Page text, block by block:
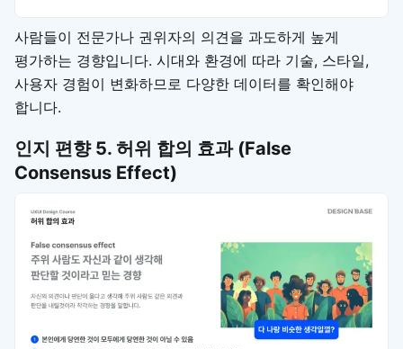
사람들이 전문가나 권위자의 의견을 과도하게 높게
평가하는 경향입니다. 시대와 환경에 따라 기술, 스타일,
사용자 경험이 변화하므로 다양한 데이터를 확인해야
합니다.
인지 편향5. 허위 합의 효과 (False
Consensus Effect)